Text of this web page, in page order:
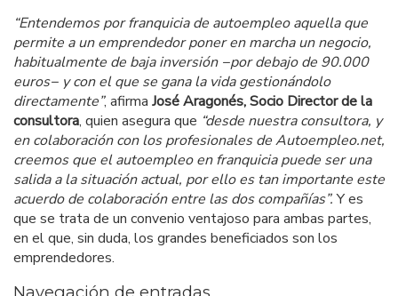
“Entendemos por franquicia de autoempleo aquella que
permite a un emprendedor poner en marcha un negocio,
habitualmente de baja inversión −por debajo de 90.000
euros− y con el que se gana la vida gestionándolo
directamente”, afirma José Aragonés, Socio Director de la
consultora, quien asegura que “desde nuestra consultora, y
en colaboración con los profesionales de Autoempleo.net,
creemos que el autoempleo en franquicia puede ser una
salida a la situación actual, por ello es tan importante este
acuerdo de colaboración entre las dos compañías”.Y es
que se trata de un convenio ventajoso para ambas partes,
en el que, sin duda, los grandes beneficiados son los
emprendedores.
Navegación de entradas